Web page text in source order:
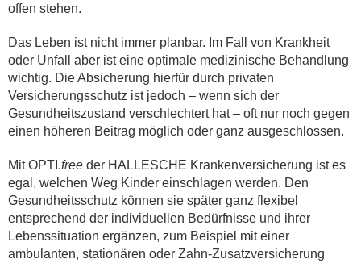
offen stehen.
Das Leben ist nicht immer planbar. Im Fall von Krankheit
oder Unfall aber ist eine optimale medizinische Behandlung
wichtig. Die Absicherung hierfür durch privaten
Versicherungsschutz ist jedoch – wenn sich der
Gesundheitszustand verschlechtert hat – oft nur noch gegen
einen höheren Beitrag möglich oder ganz ausgeschlossen.
Mit OPTI.free der HALLESCHE Krankenversicherung ist es
egal, welchen Weg Kinder einschlagen werden. Den
Gesundheitsschutz können sie später ganz flexibel
entsprechend der individuellen Bedürfnisse und ihrer
Lebenssituation ergänzen, zum Beispiel mit einer
ambulanten, stationären oder Zahn-Zusatzversicherung